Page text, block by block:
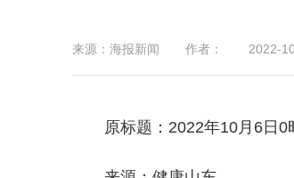
来源： 海报新闻 作者： 2022-
原标题：2022年10月6日